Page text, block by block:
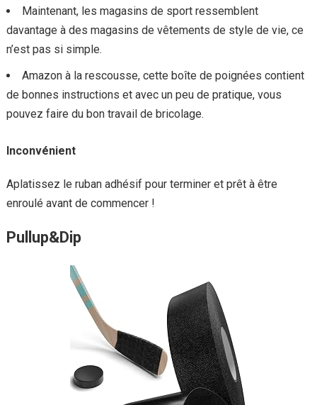
Maintenant, les magasins de sport ressemblent
davantage à des magasins de vêtements de style de vie, ce
n’est pas si simple.
Amazon à la rescousse, cette boîte de poignées contient
de bonnes instructions et avec un peu de pratique, vous
pouvez faire du bon travail de bricolage.
Inconvénient
Aplatissez le ruban adhésif pour terminer et prêt à être
enroulé avant de commencer !
Pullup&Dip